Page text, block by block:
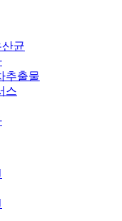
균
추출물
스